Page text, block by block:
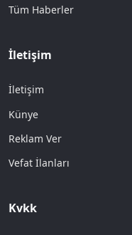
Tüm Haberler
İletişim
İletişim
Künye
Reklam Ver
Vefat İlanları
Kvkk